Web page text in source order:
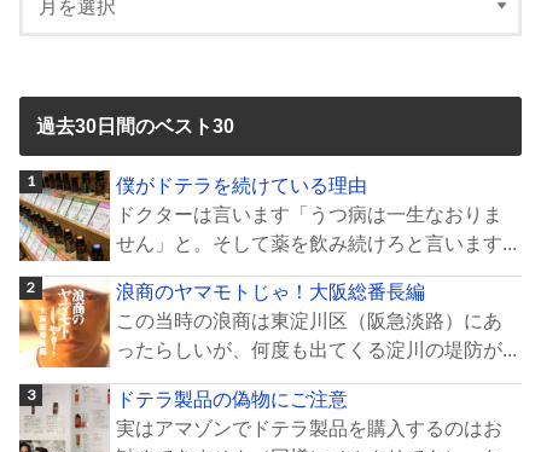
過去30日間のベスト30
僕がドテラを続けている理由
ドクターは言います「うつ病は一生なおりま
せん」と。そして薬を飲み続けろと言います...
浪商のヤマモトじゃ！大阪総番長編
この当時の浪商は東淀川区（阪急淡路）にあ
ったらしいが、何度も出てくる淀川の堤防が...
ドテラ製品の偽物にご注意
実はアマゾンでドテラ製品を購入するのはお